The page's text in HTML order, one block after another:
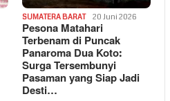
SUMATERA BARAT 20 Juni 2026
Pesona Matahari
Terbenam di Puncak
Panaroma Dua Koto:
Surga Tersembunyi
Pasaman yang Siap Jadi
Desti…